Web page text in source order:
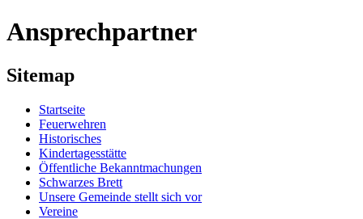
Ansprechpartner
Sitemap
Startseite
Feuerwehren
Historisches
Kindertagesstätte
Öffentliche Bekanntmachungen
Schwarzes Brett
Unsere Gemeinde stellt sich vor
Vereine